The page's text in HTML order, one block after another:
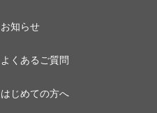
お知らせ
よくあるご質問
はじめての方へ